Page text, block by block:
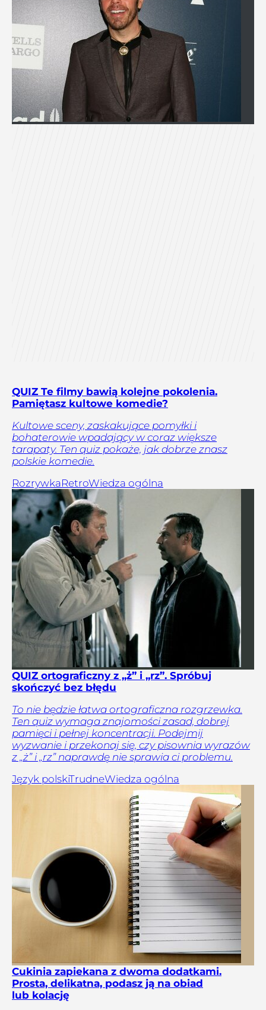
QUIZ Te filmy bawią kolejne pokolenia.
Pamiętasz kultowe komedie?
Kultowe sceny, zaskakujące pomyłki i
bohaterowie wpadający w coraz większe
tarapaty. Ten quiz pokaże, jak dobrze znasz
polskie komedie.
RozrywkaRetroWiedza ogólna
QUIZ ortograficzny z „ż” i „rz”. Spróbuj
skończyć bez błędu
To nie będzie łatwa ortograficzna rozgrzewka.
Ten quiz wymaga znajomości zasad, dobrej
pamięci i pełnej koncentracji. Podejmij
wyzwanie i przekonaj się, czy pisownia wyrazów
z „ż” i „rz” naprawdę nie sprawia ci problemu.
Język polskiTrudneWiedza ogólna
Cukinia zapiekana z dwoma dodatkami.
Prosta, delikatna, podasz ją na obiad
lub kolację